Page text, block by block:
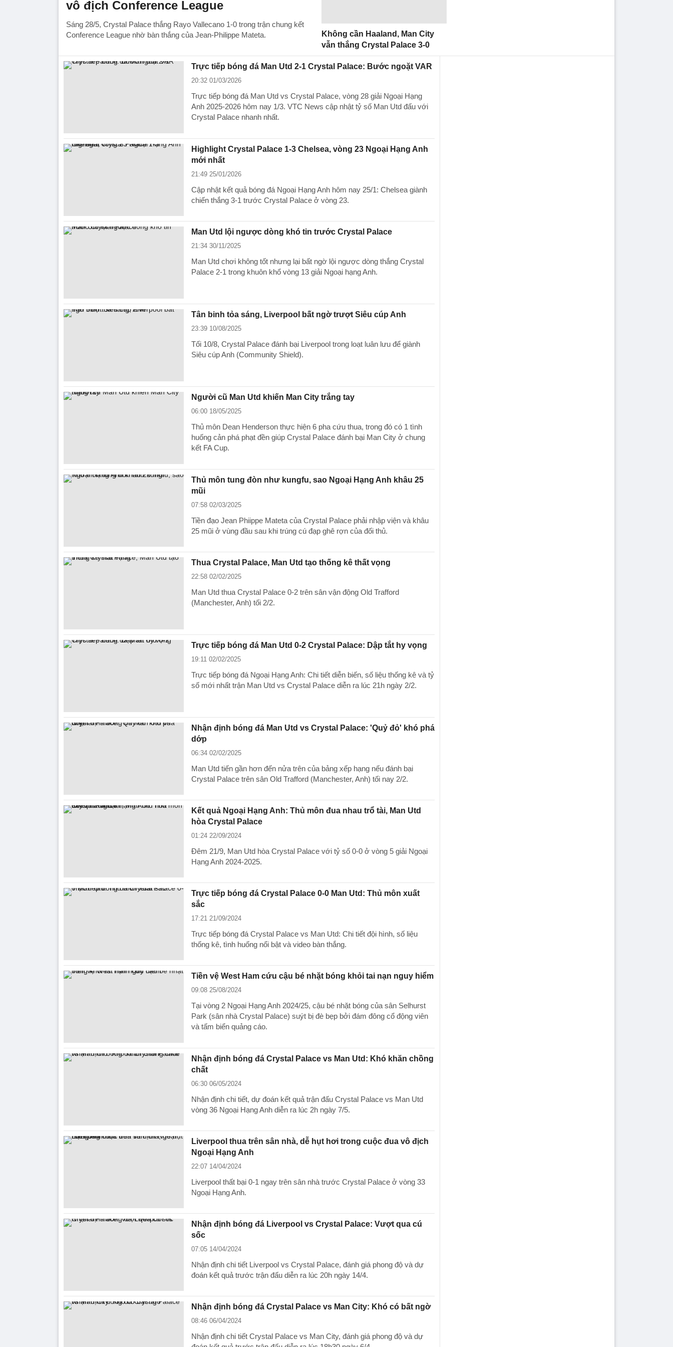
vô địch Conference League
Sáng 28/5, Crystal Palace thắng Rayo Vallecano 1-0 trong trận chung kết
Conference League nhờ bàn thắng của Jean-Philippe Mateta.
Không cần Haaland, Man City
vẫn thắng Crystal Palace 3-0
Trực tiếp bóng đá Man Utd 2-1 Crystal Palace: Bước ngoặt VAR
20:32 01/03/2026
Trực tiếp bóng đá Man Utd vs Crystal Palace, vòng 28 giải Ngoại Hạng
Anh 2025-2026 hôm nay 1/3. VTC News cập nhật tỷ số Man Utd đấu với
Crystal Palace nhanh nhất.
Highlight Crystal Palace 1-3 Chelsea, vòng 23 Ngoại Hạng Anh
mới nhất
21:49 25/01/2026
Cập nhật kết quả bóng đá Ngoại Hạng Anh hôm nay 25/1: Chelsea giành
chiến thắng 3-1 trước Crystal Palace ở vòng 23.
Man Utd lội ngược dòng khó tin trước Crystal Palace
21:34 30/11/2025
Man Utd chơi không tốt nhưng lại bất ngờ lội ngược dòng thắng Crystal
Palace 2-1 trong khuôn khổ vòng 13 giải Ngoại hạng Anh.
Tân binh tỏa sáng, Liverpool bất ngờ trượt Siêu cúp Anh
23:39 10/08/2025
Tối 10/8, Crystal Palace đánh bại Liverpool trong loạt luân lưu để giành
Siêu cúp Anh (Community Shield).
Người cũ Man Utd khiến Man City trắng tay
06:00 18/05/2025
Thủ môn Dean Henderson thực hiện 6 pha cứu thua, trong đó có 1 tình
huống cản phá phạt đền giúp Crystal Palace đánh bại Man City ở chung
kết FA Cup.
Thủ môn tung đòn như kungfu, sao Ngoại Hạng Anh khâu 25
mũi
07:58 02/03/2025
Tiền đạo Jean Phiippe Mateta của Crystal Palace phải nhập viện và khâu
25 mũi ở vùng đầu sau khi trúng cú đạp ghê rợn của đối thủ.
Thua Crystal Palace, Man Utd tạo thống kê thất vọng
22:58 02/02/2025
Man Utd thua Crystal Palace 0-2 trên sân vận động Old Trafford
(Manchester, Anh) tối 2/2.
Trực tiếp bóng đá Man Utd 0-2 Crystal Palace: Dập tắt hy vọng
19:11 02/02/2025
Trực tiếp bóng đá Ngoại Hạng Anh: Chi tiết diễn biến, số liệu thống kê và tỷ
số mới nhất trận Man Utd vs Crystal Palace diễn ra lúc 21h ngày 2/2.
Nhận định bóng đá Man Utd vs Crystal Palace: 'Quỷ đỏ' khó phá
dớp
06:34 02/02/2025
Man Utd tiến gần hơn đến nửa trên của bảng xếp hạng nếu đánh bại
Crystal Palace trên sân Old Trafford (Manchester, Anh) tối nay 2/2.
Kết quả Ngoại Hạng Anh: Thủ môn đua nhau trổ tài, Man Utd
hòa Crystal Palace
01:24 22/09/2024
Đêm 21/9, Man Utd hòa Crystal Palace với tỷ số 0-0 ở vòng 5 giải Ngoại
Hạng Anh 2024-2025.
Trực tiếp bóng đá Crystal Palace 0-0 Man Utd: Thủ môn xuất
sắc
17:21 21/09/2024
Trực tiếp bóng đá Crystal Palace vs Man Utd: Chi tiết đội hình, số liệu
thống kê, tình huống nổi bật và video bàn thắng.
Tiền vệ West Ham cứu cậu bé nhặt bóng khỏi tai nạn nguy hiểm
09:08 25/08/2024
Tại vòng 2 Ngoại Hạng Anh 2024/25, cậu bé nhặt bóng của sân Selhurst
Park (sân nhà Crystal Palace) suýt bị đè bẹp bởi đám đông cổ động viên
và tấm biển quảng cáo.
Nhận định bóng đá Crystal Palace vs Man Utd: Khó khăn chồng
chất
06:30 06/05/2024
Nhận định chi tiết, dự đoán kết quả trận đấu Crystal Palace vs Man Utd
vòng 36 Ngoại Hạng Anh diễn ra lúc 2h ngày 7/5.
Liverpool thua trên sân nhà, dễ hụt hơi trong cuộc đua vô địch
Ngoại Hạng Anh
22:07 14/04/2024
Liverpool thất bại 0-1 ngay trên sân nhà trước Crystal Palace ở vòng 33
Ngoại Hạng Anh.
Nhận định bóng đá Liverpool vs Crystal Palace: Vượt qua cú
sốc
07:05 14/04/2024
Nhận định chi tiết Liverpool vs Crystal Palace, đánh giá phong độ và dự
đoán kết quả trước trận đấu diễn ra lúc 20h ngày 14/4.
Nhận định bóng đá Crystal Palace vs Man City: Khó có bất ngờ
08:46 06/04/2024
Nhận định chi tiết Crystal Palace vs Man City, đánh giá phong độ và dự